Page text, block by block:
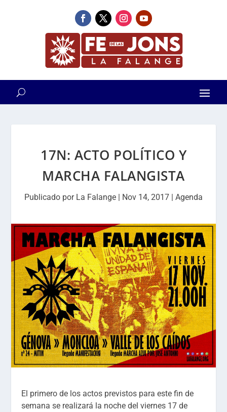
17N: ACTO POLÍTICO Y
MARCHA FALANGISTA
Publicado por La Falange | Nov 14, 2017 | Agenda
El primero de los actos previstos para este fin de
semana se realizará la noche del viernes 17 de